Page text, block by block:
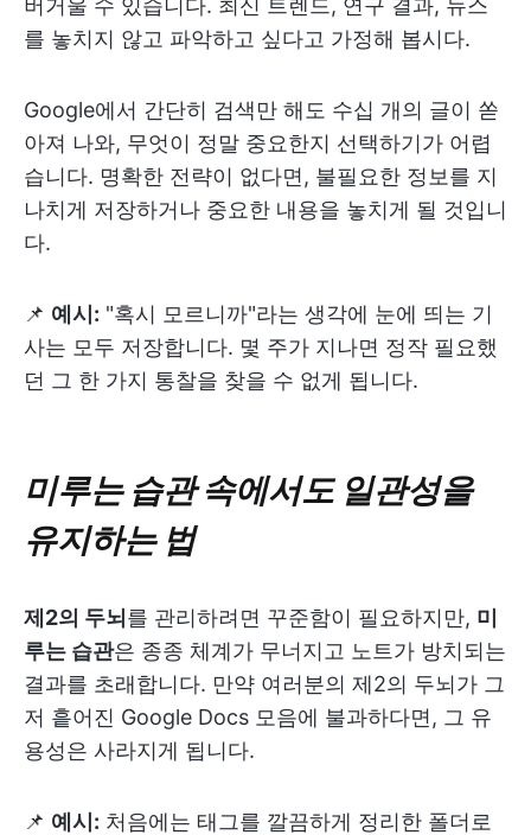
버거울 수 있습니다. 최신 트렌드, 연구 결과, 뉴스
를 놓치지 않고 파악하고 싶다고 가정해 봅시다.
Google에서 간단히 검색만 해도 수십 개의 글이 쏟
아져 나와, 무엇이 정말 중요한지 선택하기가 어렵
습니다. 명확한 전략이 없다면, 불필요한 정보를 지
나치게 저장하거나 중요한 내용을 놓치게 될 것입니
다.
📌 예시: "혹시 모르니까"라는 생각에 눈에 띄는 기
사는 모두 저장합니다. 몇 주가 지나면 정작 필요했
던 그 한 가지 통찰을 찾을 수 없게 됩니다.
미루는 습관 속에서도 일관성을
유지하는 법
제2의 두뇌 를 관리하려면 꾸준함이 필요하지만, 미
루는 습관은 종종 체계가 무너지고 노트가 방치되는
결과를 초래합니다. 만약 여러분의 제2의 두뇌가 그
저 흩어진 Google Docs 모음에 불과하다면, 그 유
용성은 사라지게 됩니다.
📌 예시: 처음에는 태그를 깔끔하게 정리한 폴더로